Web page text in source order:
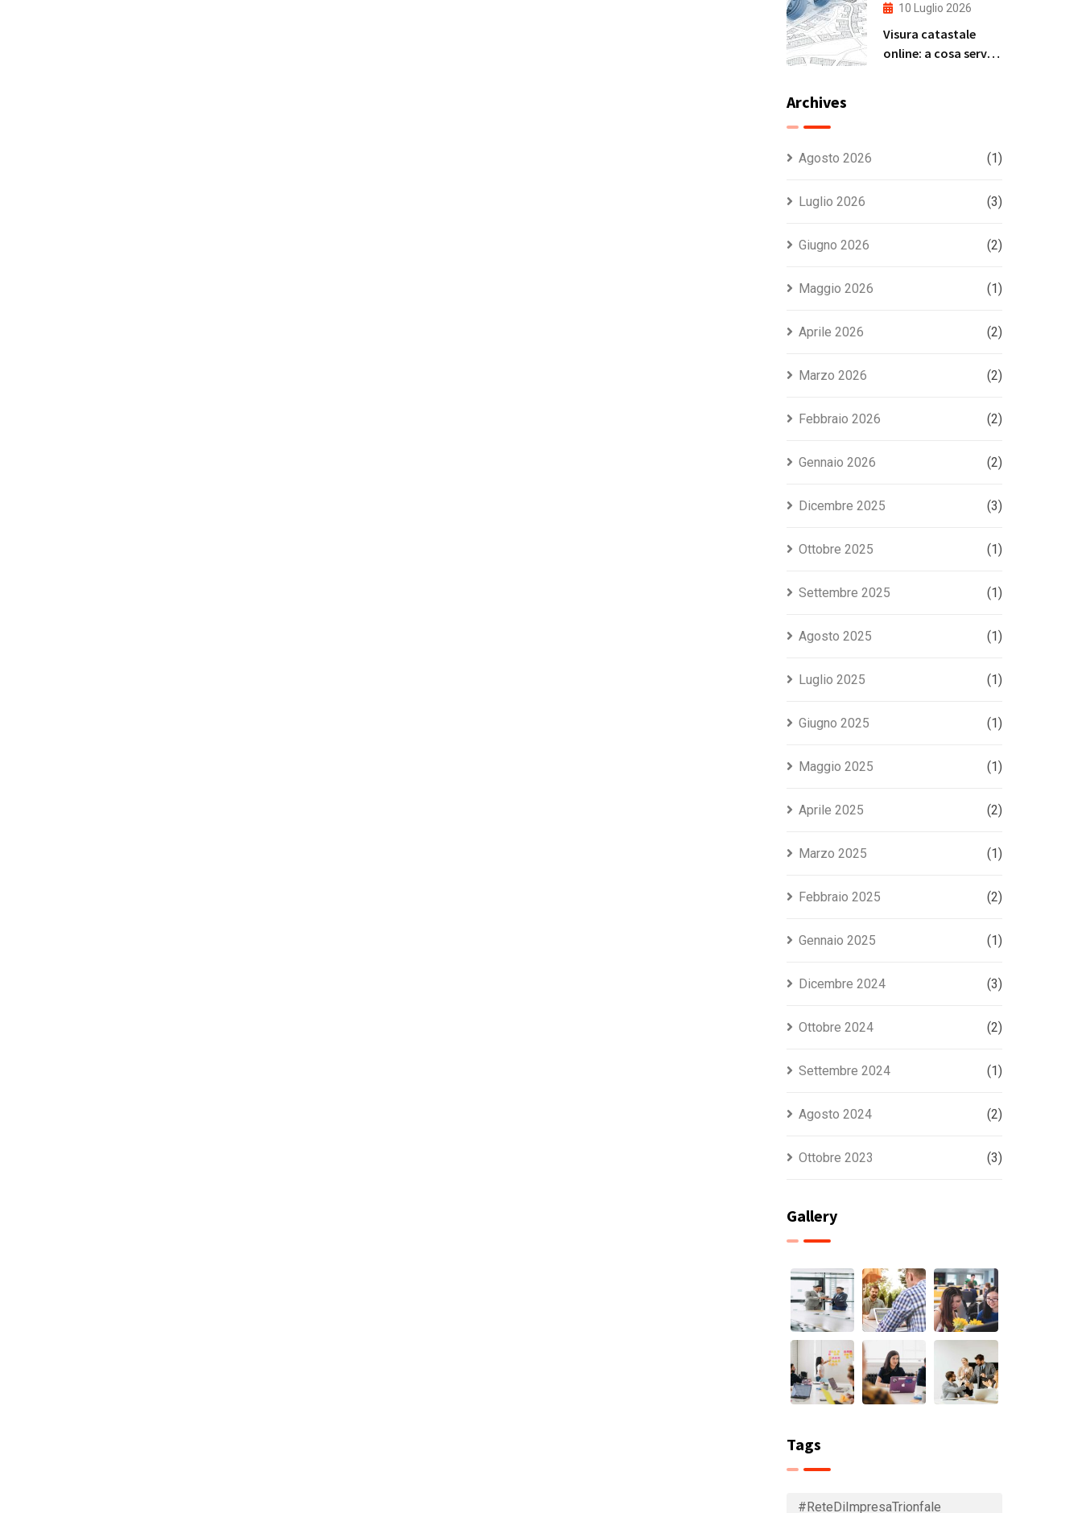
verificare la propria
situazione in modo
rapido e gratuito
10 Luglio 2026
Visura catastale
online: a cosa serve,
Archives
Agosto 2026 (1)
Luglio 2026 (3)
Giugno 2026 (2)
Maggio 2026 (1)
Aprile 2026 (2)
Marzo 2026 (2)
Febbraio 2026 (2)
Gennaio 2026 (2)
Dicembre 2025 (3)
Ottobre 2025 (1)
Settembre 2025 (1)
Agosto 2025 (1)
Luglio 2025 (1)
Giugno 2025 (1)
Maggio 2025 (1)
Aprile 2025 (2)
Marzo 2025 (1)
Febbraio 2025 (2)
Gennaio 2025 (1)
Dicembre 2024 (3)
Ottobre 2024 (2)
Settembre 2024 (1)
Agosto 2024 (2)
Ottobre 2023 (3)
Gallery
Tags
#ReteDiImpresaTrionfale